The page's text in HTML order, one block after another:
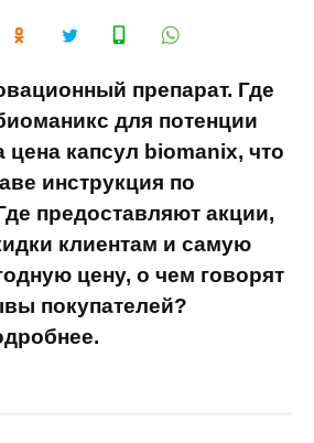
препарат. Где
для потенции
цена капсул biomanix, что
инструкция по
предоставляют акции,
клиентам и самую
цену, о чем говорят
покупателей?